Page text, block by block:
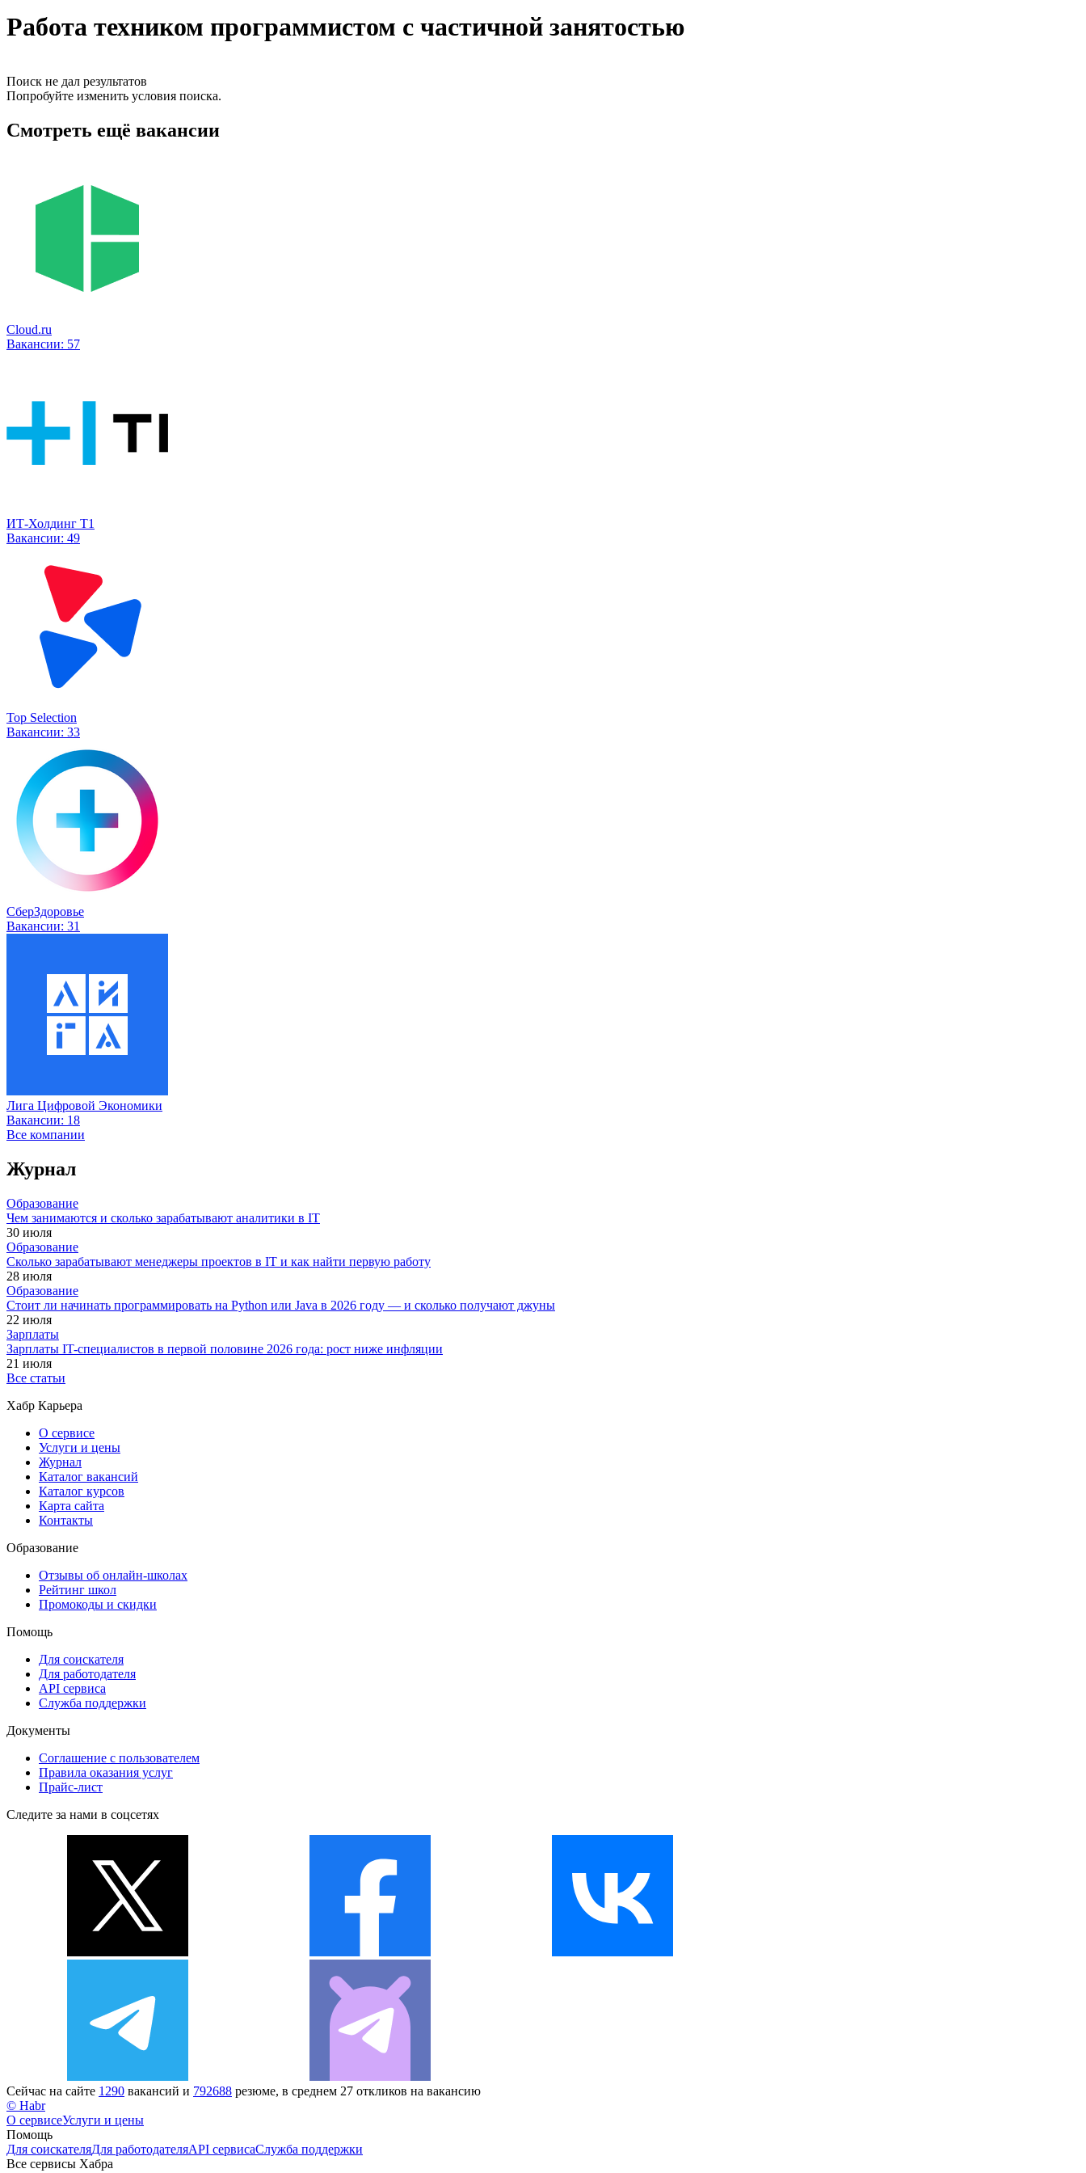
Работа техником программистом с частичной занятостью
Поиск не дал результатов
Попробуйте изменить условия поиска.
Смотреть ещё вакансии
Cloud.ru
Вакансии: 57
ИТ-Холдинг Т1
Вакансии: 49
Top Selection
Вакансии: 33
СберЗдоровье
Вакансии: 31
Лига Цифровой Экономики
Вакансии: 18
Все компании
Журнал
Образование
Чем занимаются и сколько зарабатывают аналитики в IT
30 июля
Образование
Сколько зарабатывают менеджеры проектов в IT и как найти первую работу
28 июля
Образование
Стоит ли начинать программировать на Python или Java в 2026 году — и сколько получают джуны
22 июля
Зарплаты
Зарплаты IT-специалистов в первой половине 2026 года: рост ниже инфляции
21 июля
Все статьи
Хабр Карьера
О сервисе
Услуги и цены
Журнал
Каталог вакансий
Каталог курсов
Карта сайта
Контакты
Образование
Отзывы об онлайн-школах
Рейтинг школ
Промокоды и скидки
Помощь
Для соискателя
Для работодателя
API сервиса
Служба поддержки
Документы
Соглашение с пользователем
Правила оказания услуг
Прайс-лист
Следите за нами в соцсетях
Сейчас на сайте 1290 вакансий и 792688 резюме, в среднем 27 откликов на вакансию
© Habr
О сервисеУслуги и цены
Помощь
Для соискателяДля работодателяAPI сервисаСлужба поддержки
Все сервисы Хабра